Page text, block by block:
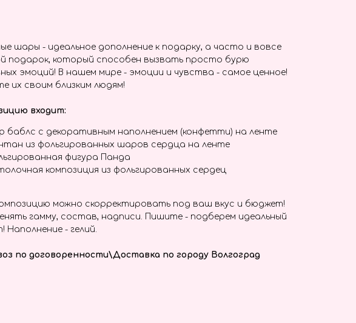
шары - идеальное дополнение к подарку, а часто и вовсе
подарок, который способен вызвать просто бурю
эмоций! В нашем мире - эмоции и чувства - самое ценное!
их своим близким людям!
входит:
баблс с декоративным наполнением (конфетти) на ленте
из фольгированных шаров сердца на ленте
фигура Панда
композиция из фольгированных сердец
можно скорректировать под ваш вкус и бюджет!
гамму, состав, надписи. Пишите - подберем идеальный
Наполнение - гелий.
по договоренности\Доставка по городу Волгоград